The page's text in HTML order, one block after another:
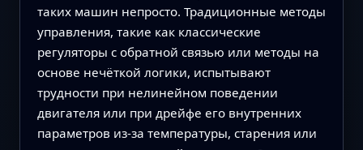
таких машин непросто. Традиционные методы
управления, такие как классические
регуляторы с обратной связью или методы на
основе нечёткой логики, испытывают
трудности при нелинейном поведении
двигателя или при дрейфе его внутренних
параметров из‑за температуры, старения или